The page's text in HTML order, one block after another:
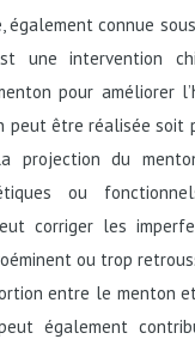
également connue
une intervention
pour améliorer
peut être réalisée soit
projection du
ou
corriger les
ou trop
entre le menton
peut également